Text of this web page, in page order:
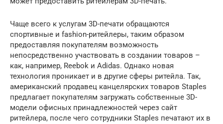
Чаще всего к услугам 3D-печати обращаются
спортивные и fashion-ритейлеры, таким образом
предоставляя покупателям возможность
непосредственно участвовать в создании товаров –
как, например, Reebok и Adidas. Однако новая
технология проникает и в другие сферы ритейла. Так,
американский продавец канцелярских товаров Staples
предлагает покупателям загружать собственные 3D-
модели офисных принадлежностей через сайт
ритейлера, после чего сотрудники Staples печатают их в